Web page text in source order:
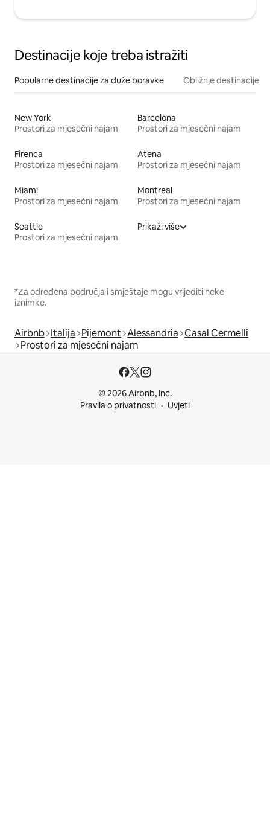
Destinacije koje treba istražiti
Popularne destinacije za duže boravke Obližnje destinacije
New York
Prostori za mjesečni najam
Barcelona
Prostori za mjesečni najam
Firenca
Prostori za mjesečni najam
Atena
Prostori za mjesečni najam
Miami
Prostori za mjesečni najam
Montreal
Prostori za mjesečni najam
Seattle
Prostori za mjesečni najam
Prikaži više
*Za određena područja i smještaje mogu vrijediti neke
iznimke.
Airbnb Italija Pijemont Alessandria Casal Cermelli
Prostori za mjesečni najam
© 2026 Airbnb, Inc.
Pravila o privatnosti
Uvjeti